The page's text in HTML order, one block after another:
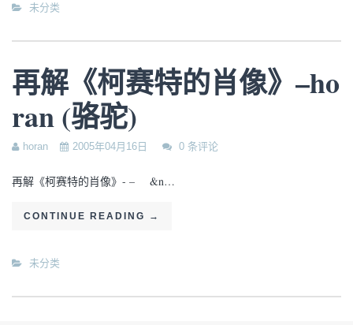
未分类
再解《柯赛特的肖像》–ho
ran (骆驼)
horan 2005年04月16日 0 条评论
再解《柯赛特的肖像》- – &n…
CONTINUE READING →
未分类